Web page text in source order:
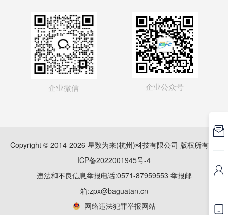
企业微信 企业公众号
Copyright © 2014-2026 星数为来(杭州)科技有限公司 版权所有
ICP备2022001945号-4
违法和不良信息举报电话:0571-87959553 举报邮
箱:zpx@baguatan.cn
网络违法犯罪举报网站


